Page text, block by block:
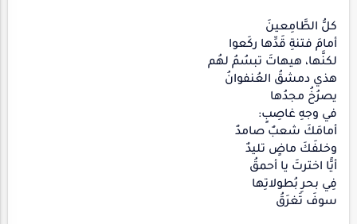
كلُّ الطَّامِعينَ
أمامَ فتنةِ قَدِّها ركَعوا
لكنَّها، هيهاتَ تبسُمُ لهُم
هذي دمشقُ العُنفوانُ
يصرُخُ مجدُها
في وجهِ غاصِبٍ:
أمامَكَ شعبٌ صامدٌ
وخلفَكَ ماضٍ تليدٌ
أيًّا اخترتَ يا أحمقُ
فِي بحرِ بُطولاتِها
سوفَ تَغرَقُ